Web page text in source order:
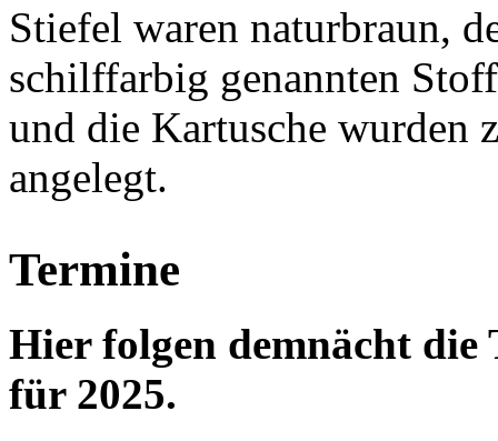
Stiefel waren naturbraun,
schilffarbig genannten
und die Kartusche wurden
angelegt.
Termine
Hier folgen demnächt
für 2025.